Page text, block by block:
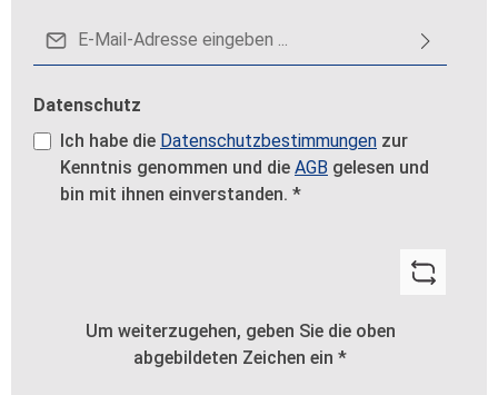
E-Mail-Adresse*
Datenschutz
Ich habe die Datenschutzbestimmungen zur
Kenntnis genommen und die AGB gelesen und
bin mit ihnen einverstanden. *
Um weiterzugehen, geben Sie die oben
abgebildeten Zeichen ein *